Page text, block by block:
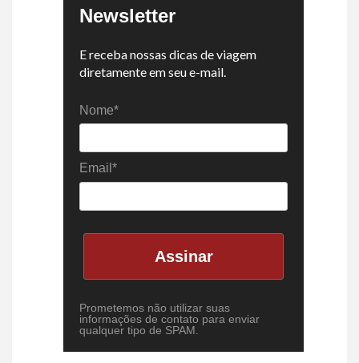
Newsletter
E receba nossas dicas de viagem
diretamente em seu e-mail.
Nome*
Email*
Assinar
Prometemos não utilizar suas
informações de contato para enviar
qualquer tipo de SPAM.